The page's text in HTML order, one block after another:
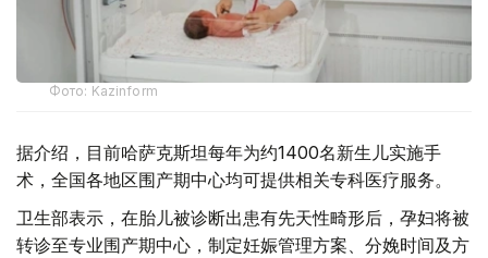
Фото: Kazinform
据介绍，目前哈萨克斯坦每年为约1400名新生儿实施手
术，全国各地区围产期中心均可提供相关专科医疗服务。
卫生部表示，在胎儿被诊断出患有先天性畸形后，孕妇将被
转诊至专业围产期中心，制定妊娠管理方案、分娩时间及方